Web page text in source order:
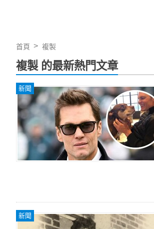
首頁 複製
複製 的最新熱門文章
新聞
新聞